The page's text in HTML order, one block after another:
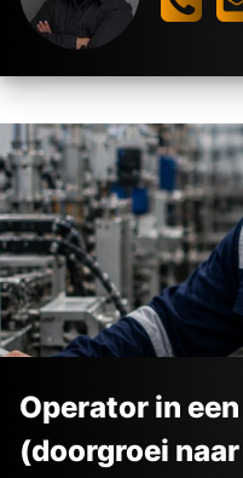
Operator in
(doorgroei